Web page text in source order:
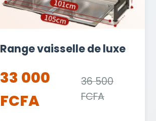
Range vaisselle de luxe
33 000
FCFA
36 500
FCFA